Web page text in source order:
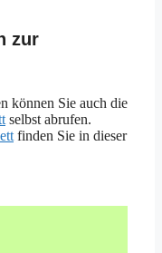
zur
können Sie auch die
selbst abrufen.
finden Sie in dieser